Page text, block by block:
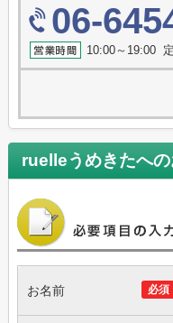
06-
10:00～19:00
ruelleうめきたへ
必須
お名前